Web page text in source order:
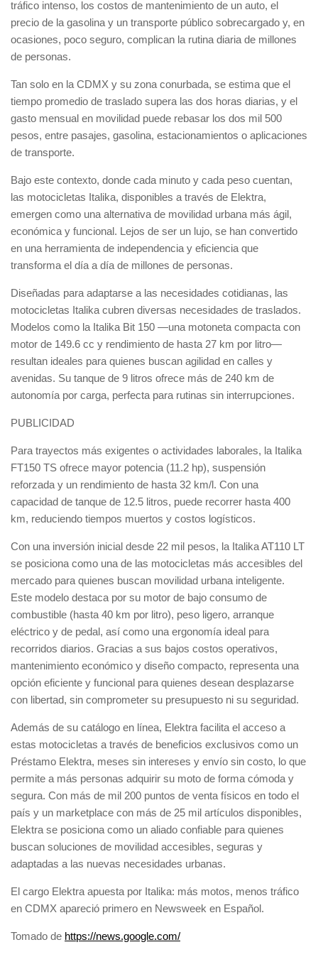
tráfico intenso, los costos de mantenimiento de un auto, el
precio de la gasolina y un transporte público sobrecargado y, en
ocasiones, poco seguro, complican la rutina diaria de millones
de personas.
Tan solo en la CDMX y su zona conurbada, se estima que el
tiempo promedio de traslado supera las dos horas diarias, y el
gasto mensual en movilidad puede rebasar los dos mil 500
pesos, entre pasajes, gasolina, estacionamientos o aplicaciones
de transporte.
Bajo este contexto, donde cada minuto y cada peso cuentan,
las motocicletas Italika, disponibles a través de Elektra,
emergen como una alternativa de movilidad urbana más ágil,
económica y funcional. Lejos de ser un lujo, se han convertido
en una herramienta de independencia y eficiencia que
transforma el día a día de millones de personas.
Diseñadas para adaptarse a las necesidades cotidianas, las
motocicletas Italika cubren diversas necesidades de traslados.
Modelos como la Italika Bit 150 —una motoneta compacta con
motor de 149.6 cc y rendimiento de hasta 27 km por litro—
resultan ideales para quienes buscan agilidad en calles y
avenidas. Su tanque de 9 litros ofrece más de 240 km de
autonomía por carga, perfecta para rutinas sin interrupciones.
PUBLICIDAD
Para trayectos más exigentes o actividades laborales, la Italika
FT150 TS ofrece mayor potencia (11.2 hp), suspensión
reforzada y un rendimiento de hasta 32 km/l. Con una
capacidad de tanque de 12.5 litros, puede recorrer hasta 400
km, reduciendo tiempos muertos y costos logísticos.
Con una inversión inicial desde 22 mil pesos, la Italika AT110 LT
se posiciona como una de las motocicletas más accesibles del
mercado para quienes buscan movilidad urbana inteligente.
Este modelo destaca por su motor de bajo consumo de
combustible (hasta 40 km por litro), peso ligero, arranque
eléctrico y de pedal, así como una ergonomía ideal para
recorridos diarios. Gracias a sus bajos costos operativos,
mantenimiento económico y diseño compacto, representa una
opción eficiente y funcional para quienes desean desplazarse
con libertad, sin comprometer su presupuesto ni su seguridad.
Además de su catálogo en línea, Elektra facilita el acceso a
estas motocicletas a través de beneficios exclusivos como un
Préstamo Elektra, meses sin intereses y envío sin costo, lo que
permite a más personas adquirir su moto de forma cómoda y
segura. Con más de mil 200 puntos de venta físicos en todo el
país y un marketplace con más de 25 mil artículos disponibles,
Elektra se posiciona como un aliado confiable para quienes
buscan soluciones de movilidad accesibles, seguras y
adaptadas a las nuevas necesidades urbanas.
El cargo Elektra apuesta por Italika: más motos, menos tráfico
en CDMX apareció primero en Newsweek en Español.
Tomado de https://news.google.com/